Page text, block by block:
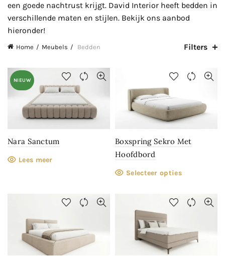
een goede nachtrust krijgt. David Interior heeft bedden in
verschillende maten en stijlen. Bekijk ons aanbod
hieronder!
Home Meubels Bedden Filters
NIEUW
Nara Sanctum
Lees meer
Boxspring Sekro Met
Hoofdbord
Selecteer opties